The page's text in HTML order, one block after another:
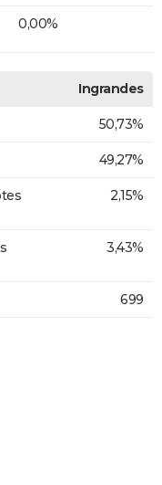
0,00%
Ingrandes
50,73%
49,27%
2,15%
3,43%
699